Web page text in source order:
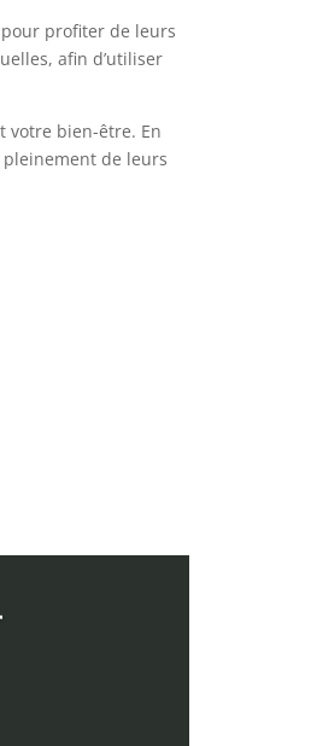
profiter de leurs
afin d’utiliser
votre bien-être. En
de leurs